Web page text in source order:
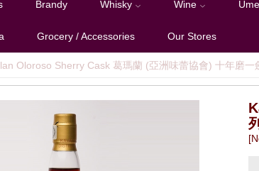
Brandy Whisky Wine
Grocery / Accessories Our Stores
Oloroso Sherry Cask 葛瑪蘭 (亞洲味蕾協會) 十年磨一